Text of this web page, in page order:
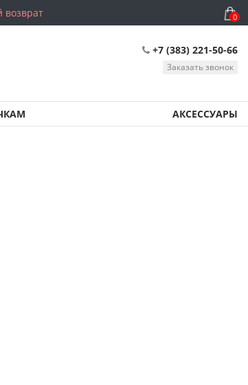
возврат 0
+7 (383) 221-50-66
Заказать звонок
АКСЕССУАРЫ